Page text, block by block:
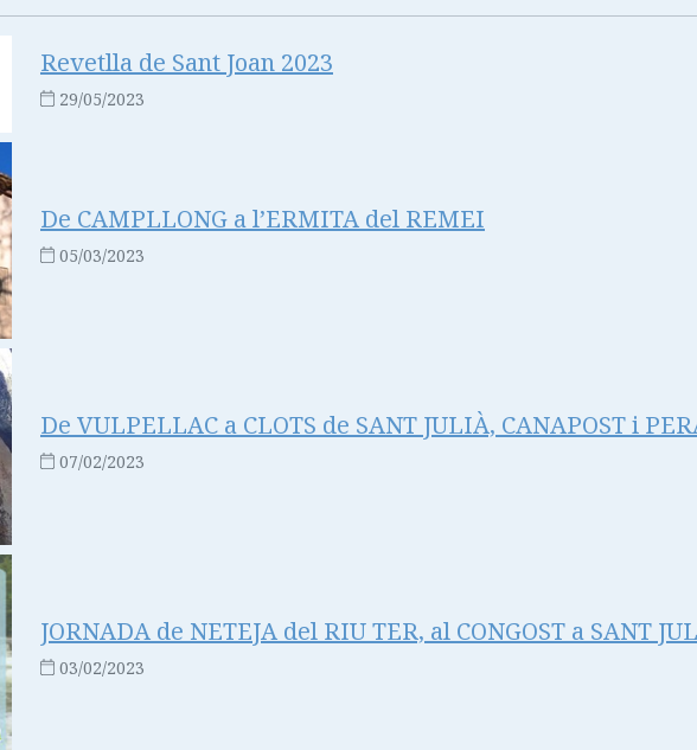
Revetlla de Sant Joan 2023
29/05/2023
De CAMPLLONG a l’ERMITA del REMEI
05/03/2023
De VULPELLAC a CLOTS de SANT JULIÀ, CANAPOST i
07/02/2023
JORNADA de NETEJA del RIU TER, al CONGOST a SANT
03/02/2023